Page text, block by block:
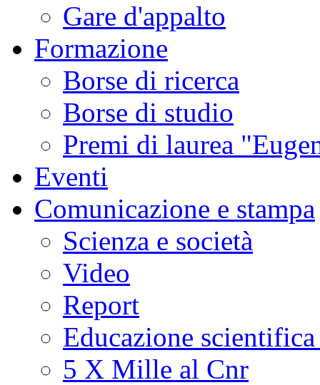
Gare d'appalto
Formazione
Borse di ricerca
Borse di studio
Premi di laurea
Eventi
Comunicazione e stampa
Scienza e società
Video
Report
Educazione
5 X Mille al Cnr